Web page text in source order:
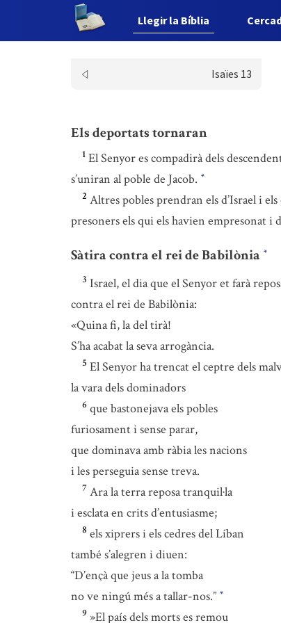
Llegir la Bíblia
Isaïes 13
Els deportats tornaran
1 El Senyor es compadirà dels
s’uniran al poble de Jacob. *
2 Altres pobles prendran els d’Israel i
presoners els qui els havien empresonat i
Sàtira contra el rei de Babilònia *
3 Israel, el dia que el Senyor et farà
contra el rei de Babilònia:
«Quina fi, la del tirà!
S’ha acabat la seva arrogància.
5 El Senyor ha trencat el ceptre dels
la vara dels dominadors
6 que bastonejava els pobles
furiosament i sense parar,
que dominava amb ràbia les nacions
i les perseguia sense treva.
7 Ara la terra reposa tranquil·la
i esclata en crits d’entusiasme;
8 els xiprers i els cedres del Líban
també s’alegren i diuen:
“D’ençà que jeus a la tomba
no ve ningú més a tallar-nos.” *
9 »El país dels morts es remou